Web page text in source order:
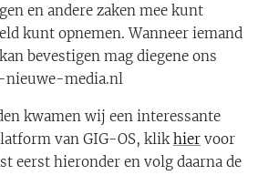
en andere zaken mee kunt
kunt opnemen. Wanneer iemand
bevestigen mag diegene ons
nieuwe-media.nl
kwamen wij een interessante
van GIG-OS, klik hier voor
eerst hieronder en volg daarna de